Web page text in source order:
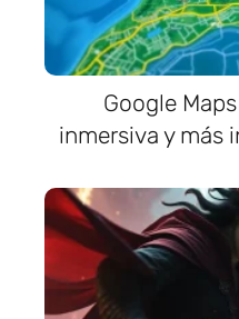
Google
inmersiva y más